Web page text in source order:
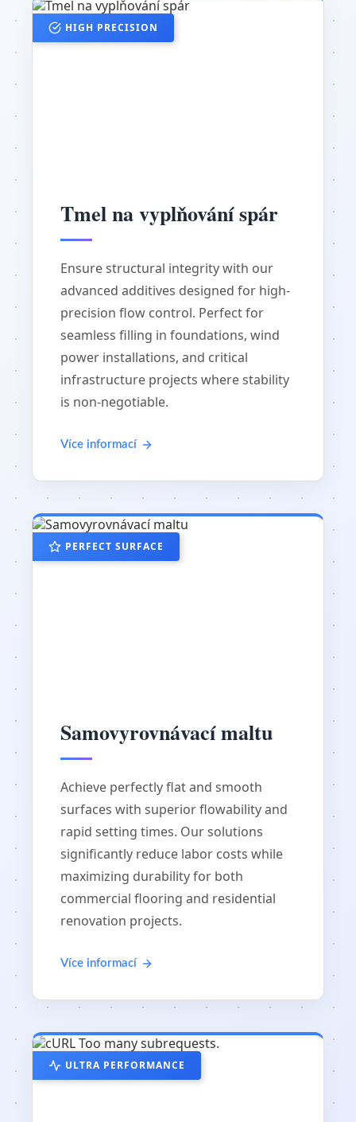
HIGH PRECISION
Tmel na vyplňování spár
Ensure structural integrity with our
advanced additives designed for high-
precision flow control. Perfect for
seamless filling in foundations, wind
power installations, and critical
infrastructure projects where stability
is non-negotiable.
Více informací
PERFECT SURFACE
Samovyrovnávací maltu
Achieve perfectly flat and smooth
surfaces with superior flowability and
rapid setting times. Our solutions
significantly reduce labor costs while
maximizing durability for both
commercial flooring and residential
renovation projects.
Více informací
ULTRA PERFORMANCE